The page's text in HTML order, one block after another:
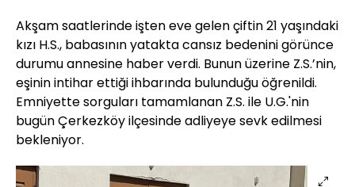
Akşam saatlerinde işten eve gelen çiftin 21 yaşındaki
kızı H.S., babasının yatakta cansız bedenini görünce
durumu annesine haber verdi. Bunun üzerine Z.S.’nin,
eşinin intihar ettiği ihbarında bulunduğu öğrenildi.
Emniyette sorguları tamamlanan Z.S. ile U.G.'nin
bugün Çerkezköy ilçesinde adliyeye sevk edilmesi
bekleniyor.